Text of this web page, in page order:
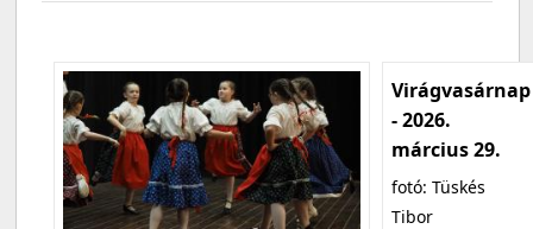
Virágvasárnap
- 2026.
március 29.
fotó: Tüskés
Tibor